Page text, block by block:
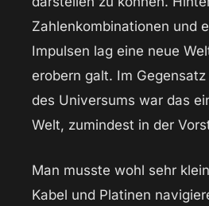
Zahlenkombinationen und
Impulsen lag eine neue
erobern galt. Im
des Universums war das
Welt, zumindest in der
Man musste wohl sehr
Kabel und Platinen